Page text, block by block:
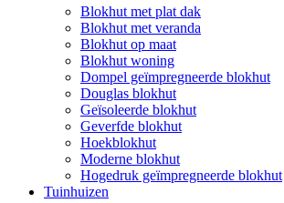
Blokhut met plat dak
Blokhut met veranda
Blokhut op maat
Blokhut woning
Dompel geïmpregneerde blokhut
Douglas blokhut
Geïsoleerde blokhut
Geverfde blokhut
Hoekblokhut
Moderne blokhut
Hogedruk geïmpregneerde blokhut
Tuinhuizen